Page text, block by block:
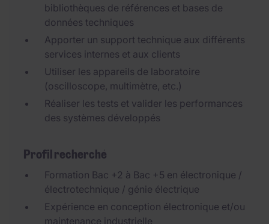
bibliothèques de références et bases de
données techniques
Apporter un support technique aux différents
services internes et aux clients
Utiliser les appareils de laboratoire
(oscilloscope, multimètre, etc.)
Réaliser les tests et valider les performances
des systèmes développés
Profil recherché
Formation Bac +2 à Bac +5 en électronique /
électrotechnique / génie électrique
Expérience en conception électronique et/ou
maintenance industrielle